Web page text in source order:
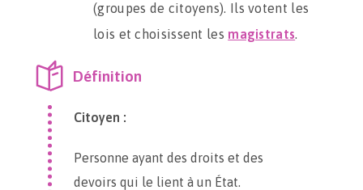
(groupes de citoyens). Ils votent les
lois et choisissent les magistrats.
Définition
Citoyen :
Personne ayant des droits et des
devoirs qui le lient à un État.